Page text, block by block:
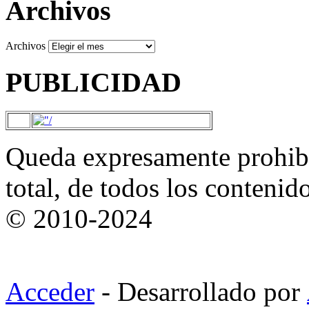
Archivos
Archivos
PUBLICIDAD
Queda expresamente
total, de todos los
© 2010-2024
Acceder - Desarrollado por